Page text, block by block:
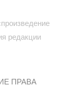
редакции
ПРАВА